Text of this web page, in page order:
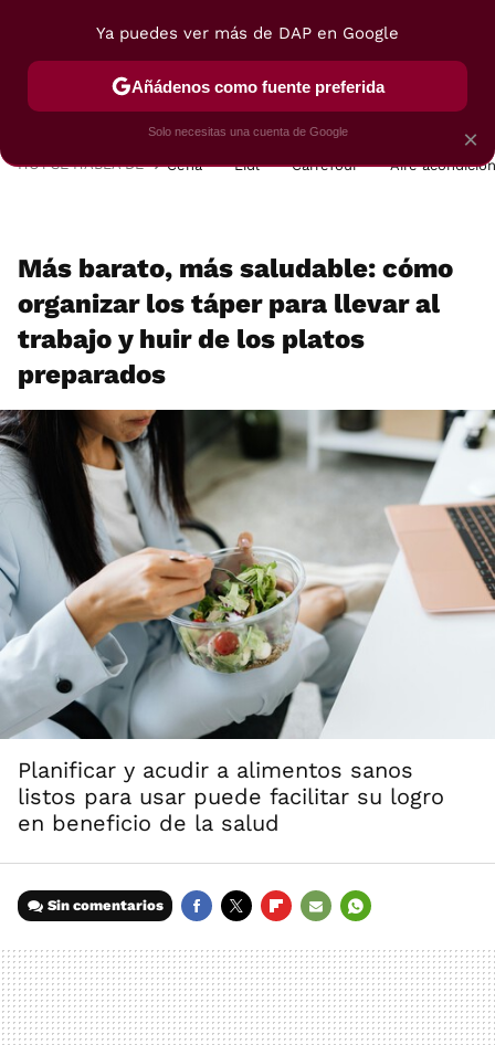
POSTRES VIAJES SELECCIÓN VEGUI
HOY SE HABLA DE Cena Lidl Carrefour Aire
Más barato, más saludable: cómo
organizar los táper para llevar al
trabajo y huir de los platos
preparados
Planificar y acudir a alimentos sanos
listos para usar puede facilitar su logro
en beneficio de la salud
Sin comentarios
MAIL
×
Ya puedes ver más de DAP en Google
Añádenos como fuente preferida
Solo necesitas una cuenta de Google